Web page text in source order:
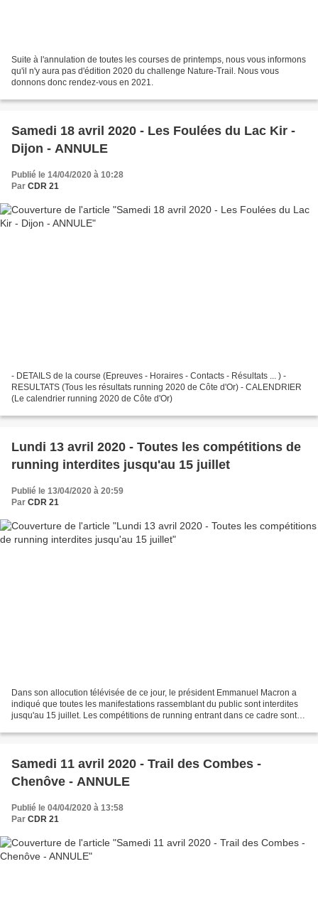
Suite à l'annulation de toutes les courses de printemps, nous vous informons
qu'il n'y aura pas d'édition 2020 du challenge Nature-Trail. Nous vous
donnons donc rendez-vous en 2021.
Samedi 18 avril 2020 - Les Foulées du Lac Kir -
Dijon - ANNULE
Publié le 14/04/2020 à 10:28
Par CDR 21
- DETAILS de la course (Epreuves - Horaires - Contacts - Résultats ... ) -
RESULTATS (Tous les résultats running 2020 de Côte d'Or) - CALENDRIER
(Le calendrier running 2020 de Côte d'Or)
Lundi 13 avril 2020 - Toutes les compétitions de
running interdites jusqu'au 15 juillet
Publié le 13/04/2020 à 20:59
Par CDR 21
Dans son allocution télévisée de ce jour, le président Emmanuel Macron a
indiqué que toutes les manifestations rassemblant du public sont interdites
jusqu'au 15 juillet. Les compétitions de running entrant dans ce cadre sont
Samedi 11 avril 2020 - Trail des Combes -
Chenôve - ANNULE
Publié le 04/04/2020 à 13:58
Par CDR 21